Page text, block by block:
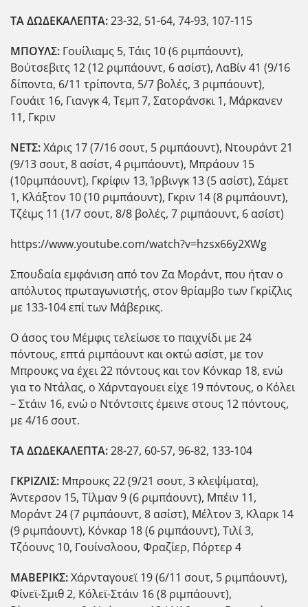
ΤΑ ΔΩΔΕΚΑΛΕΠΤΑ:23-32, 51-64, 74-93, 107-115
ΜΠΟΥΛΣ: Γουίλιαμς 5, Τάις 10 (6 ριμπάουντ),
Βούτσεβιτς 12 (12 ριμπάουντ, 6 ασίστ), ΛαΒίν 41 (9/16
δίποντα, 6/11 τρίποντα, 5/7 βολές, 3 ριμπάουντ),
Γουάιτ 16, Γιανγκ 4, Τεμπ 7, Σατοράνσκι 1, Μάρκανεν
11, Γκριν
ΝΕΤΣ:Χάρις 17 (7/16 σουτ, 5 ριμπάουντ), Ντουράντ 21
(9/13 σουτ, 8 ασίστ, 4 ριμπάουντ), Μπράουν 15
(10ριμπάουντ), Γκρίφιν 13, Ίρβινγκ 13 (5 ασίστ), Σάμετ
1, Κλάξτον 10 (10 ριμπάουντ), Γκριν 14 (8 ριμπάουντ),
Τζέιμς 11 (1/7 σουτ, 8/8 βολές, 7 ριμπάουντ, 6 ασίστ)
https://www.youtube.com/watch?v=hzsx66y2XWg
Σπουδαία εμφάνιση από τον Ζα Μοράντ, που ήταν ο
απόλυτος πρωταγωνιστής, στον θρίαμβο των Γκρίζλις
με 133-104 επί των Μάβερικς.
Ο άσος του Μέμφις τελείωσε το παιχνίδι με 24
πόντους, επτά ριμπάουντ και οκτώ ασίστ, με τον
Μπρουκς να έχει 22 πόντους και τον Κόνκαρ 18, ενώ
για το Ντάλας, ο Χάρνταγουει είχε 19 πόντους, ο Κόλει
– Στάιν 16, ενώ ο Ντόντσιτς έμεινε στους 12 πόντους,
με 4/16 σουτ.
ΤΑ ΔΩΔΕΚΑΛΕΠΤΑ:28-27, 60-57, 96-82, 133-104
ΓΚΡΙΖΛΙΣ: Μπρουκς 22 (9/21 σουτ, 3 κλεψίματα),
Άντερσον 15, Τίλμαν 9 (6 ριμπάουντ), Μπέιν 11,
Μοράντ 24 (7 ριμπάουντ, 8 ασίστ), Μέλτον 3, Κλαρκ 14
(9 ριμπάουντ), Κόνκαρ 18 (6 ριμπάουντ), Τιλί 3,
Τζόουνς 10, Γουίνσλοου, Φραζίερ, Πόρτερ 4
ΜΑΒΕΡΙΚΣ:Χάρνταγουεϊ 19 (6/11 σουτ, 5 ριμπάουντ),
Φίνεϊ-Σμιθ 2, Κόλεϊ-Στάιν 16 (8 ριμπάουντ),